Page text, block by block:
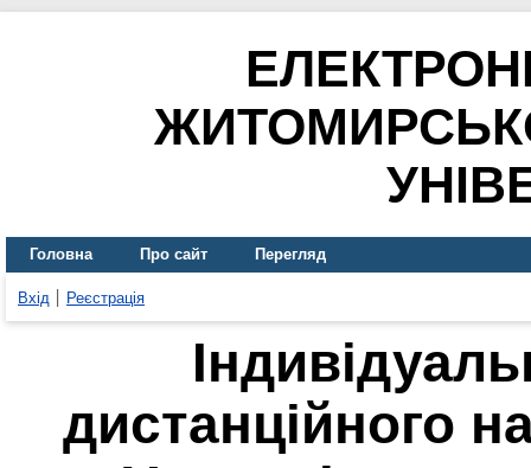
Головна Про сайт Перегляд
Вхід Реєстрація
дистанційного